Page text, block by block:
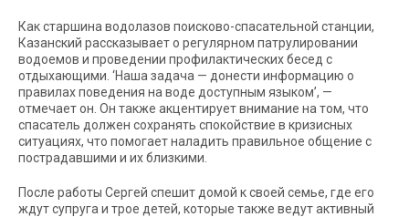
Как старшина водолазов поисково-спасательной станции,
Казанский рассказывает о регулярном патрулировании
водоемов и проведении профилактических бесед с
отдыхающими. ‘Наша задача — донести информацию о
правилах поведения на воде доступным языком’, —
отмечает он. Он также акцентирует внимание на том, что
спасатель должен сохранять спокойствие в кризисных
ситуациях, что помогает наладить правильное общение с
пострадавшими и их близкими.
После работы Сергей спешит домой к своей семье, где его
ждут супруга и трое детей, которые также ведут активный